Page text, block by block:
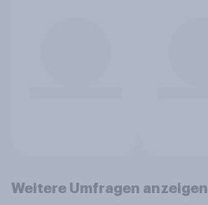
Weitere Umfragen anzeigen